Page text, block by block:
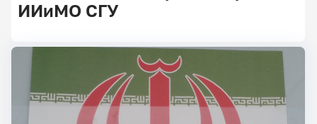
Главные
новости
ИИиМО СГУ